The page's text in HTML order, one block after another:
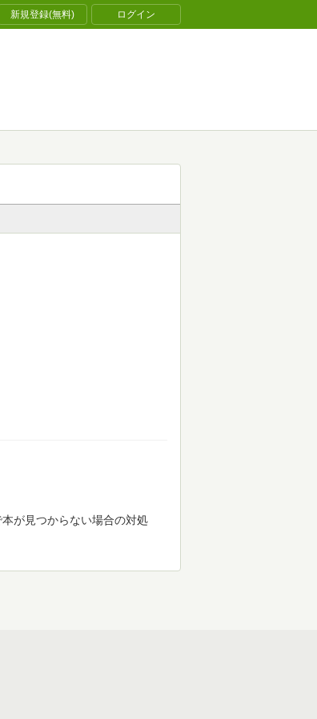
新規登録(無料) ログイン
が見つからない場合の対処